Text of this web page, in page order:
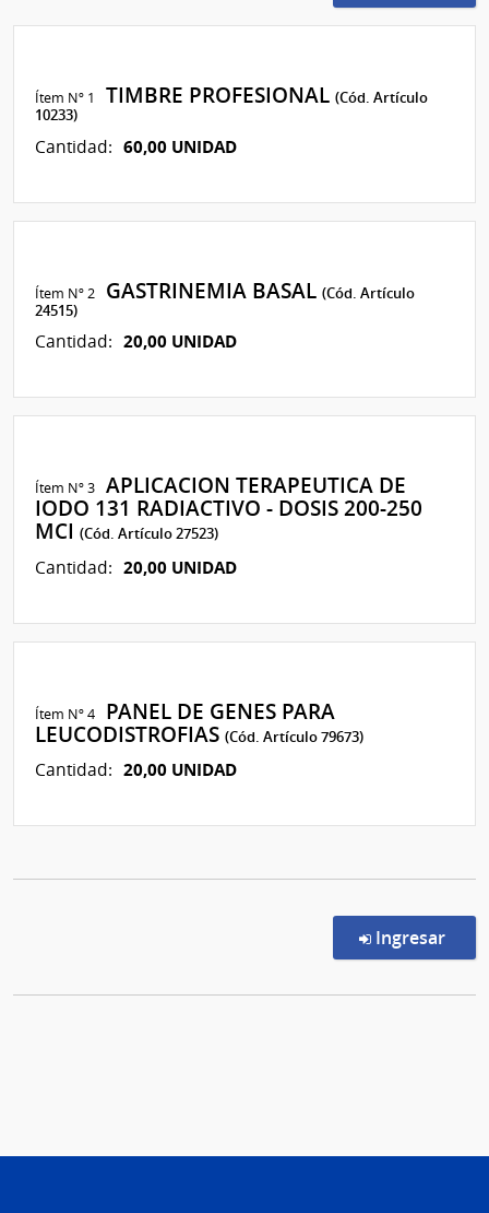
Ítem Nº 1 TIMBRE PROFESIONAL(Cód. Artículo
10233)
Cantidad: 60,00 UNIDAD
Ítem Nº 2 GASTRINEMIA BASAL(Cód. Artículo
24515)
Cantidad: 20,00 UNIDAD
Ítem Nº 3 APLICACION TERAPEUTICA DE
IODO 131 RADIACTIVO - DOSIS 200-250
MCI(Cód. Artículo 27523)
Cantidad: 20,00 UNIDAD
Ítem Nº 4
PANEL DE GENES PARA
LEUCODISTROFIAS(Cód. Artículo 79673)
Cantidad: 20,00 UNIDAD
Ingresar